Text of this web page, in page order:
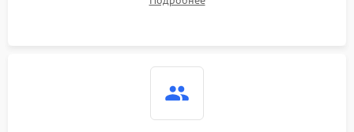
параллакса и зума. Выявление сколов, внутренних